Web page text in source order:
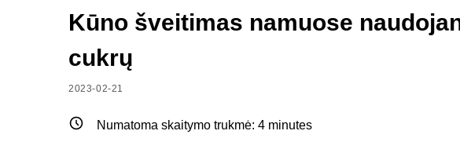
Kūno šveitimas namuose
cukrų
2023-02-21
Numatoma skaitymo trukmė: 4 minutes